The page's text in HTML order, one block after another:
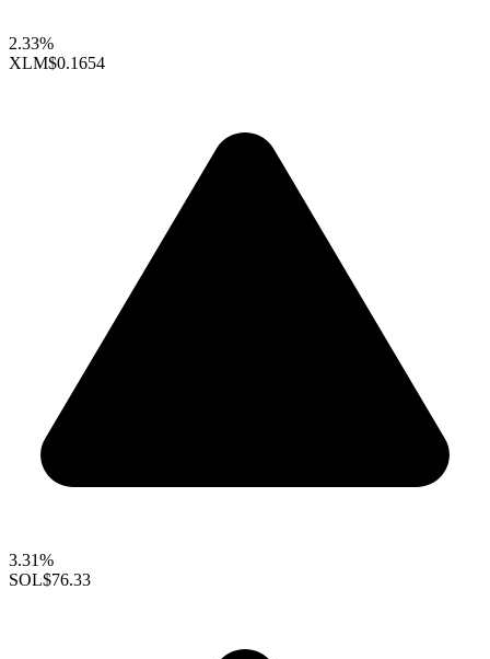
2.33%
XLM$0.1654
3.31%
SOL$76.33